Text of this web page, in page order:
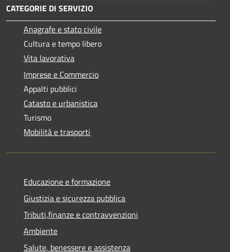
CATEGORIE DI SERVIZIO
Anagrafe e stato civile
Cultura e tempo libero
Vita lavorativa
Imprese e Commercio
Appalti pubblici
Catasto e urbanistica
Turismo
Mobilità e trasporti
Educazione e formazione
Giustizia e sicurezza pubblica
Tributi,finanze e contravvenzioni
Ambiente
Salute, benessere e assistenza